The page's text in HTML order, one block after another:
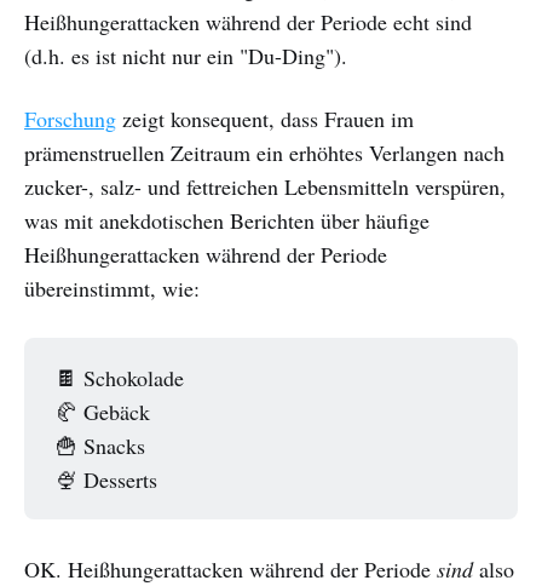
Heißhungerattacken während der Periode echt sind
(d.h. es ist nicht nur ein "Du-Ding").
Forschung zeigt konsequent, dass Frauen im
prämenstruellen Zeitraum ein erhöhtes Verlangen nach
zucker-, salz- und fettreichen Lebensmitteln verspüren,
was mit anekdotischen Berichten über häufige
Heißhungerattacken während der Periode
übereinstimmt, wie:
🍫 Schokolade
🥐 Gebäck
🍟 Snacks
🍨 Desserts
OK. Heißhungerattacken während der Periode sindalso